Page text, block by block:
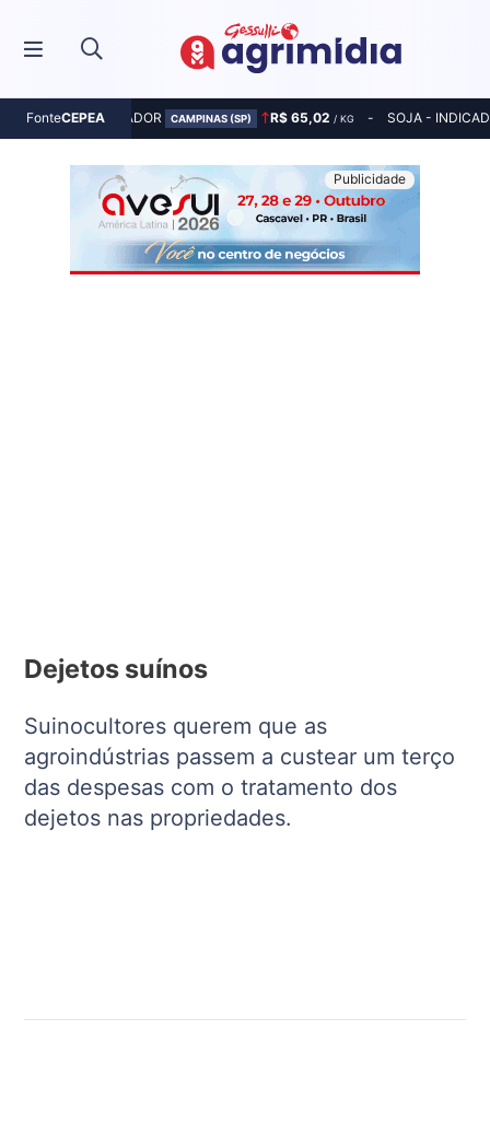
FonteCEPEA
MILHO - INDICADOR CAMPINAS (SP) R$ 65,02 / KG SOJA -
Dejetos suínos
Suinocultores querem que as
agroindústrias passem a custear um terço
das despesas com o tratamento dos
dejetos nas propriedades.